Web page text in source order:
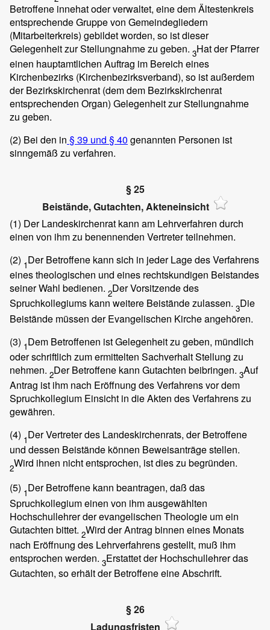
Betroffene innehat oder verwaltet, eine dem Ältestenkreis
entsprechende Gruppe von Gemeindegliedern
(Mitarbeiterkreis) gebildet worden, so ist dieser
Gelegenheit zur Stellungnahme zu geben. 3Hat der Pfarrer
einen hauptamtlichen Auftrag im Bereich eines
Kirchenbezirks (Kirchenbezirksverband), so ist außerdem
der Bezirkskirchenrat (dem dem Bezirkskirchenrat
entsprechenden Organ) Gelegenheit zur Stellungnahme
zu geben.
(2) Bei den in § 39 und § 40 genannten Personen ist
sinngemäß zu verfahren.
§ 25
Beistände, Gutachten, Akteneinsicht
(1) Der Landeskirchenrat kann am Lehrverfahren durch
einen von ihm zu benennenden Vertreter teilnehmen.
(2) 1Der Betroffene kann sich in jeder Lage des Verfahrens
eines theologischen und eines rechtskundigen Beistandes
seiner Wahl bedienen. 2Der Vorsitzende des
Spruchkollegiums kann weitere Beistände zulassen. 3Die
Beistände müssen der Evangelischen Kirche angehören.
(3) 1Dem Betroffenen ist Gelegenheit zu geben, mündlich
oder schriftlich zum ermittelten Sachverhalt Stellung zu
nehmen. 2Der Betroffene kann Gutachten beibringen. 3Auf
Antrag ist ihm nach Eröffnung des Verfahrens vor dem
Spruchkollegium Einsicht in die Akten des Verfahrens zu
gewähren.
(4) 1Der Vertreter des Landeskirchenrats, der Betroffene
und dessen Beistände können Beweisanträge stellen.
2Wird ihnen nicht entsprochen, ist dies zu begründen.
(5) 1Der Betroffene kann beantragen, daß das
Spruchkollegium einen von ihm ausgewählten
Hochschullehrer der evangelischen Theologie um ein
Gutachten bittet. 2Wird der Antrag binnen eines Monats
nach Eröffnung des Lehrverfahrens gestellt, muß ihm
entsprochen werden. 3Erstattet der Hochschullehrer das
Gutachten, so erhält der Betroffene eine Abschrift.
§ 26
Ladungsfristen